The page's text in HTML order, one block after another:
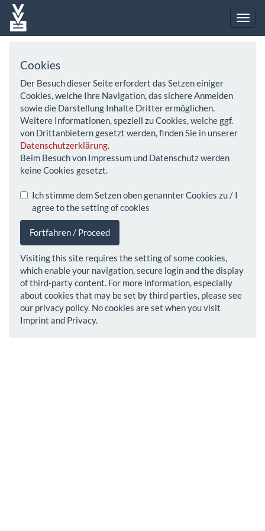
Cookies
Der Besuch dieser Seite erfordert das Setzen einiger
Cookies, welche Ihre Navigation, das sichere Anmelden
sowie die Darstellung Inhalte Dritter ermöglichen.
Weitere Informationen, speziell zu Cookies, welche ggf.
von Drittanbietern gesetzt werden, finden Sie in unserer
Datenschutzerklärung.
Beim Besuch von Impressum und Datenschutz werden
keine Cookies gesetzt.
Ich stimme dem Setzen oben genannter Cookies zu / I
agree to the setting of cookies
Fortfahren / Proceed
Visiting this site requires the setting of some cookies,
which enable your navigation, secure login and the display
of third-party content. For more information, especially
about cookies that may be set by third parties, please see
our privacy policy. No cookies are set when you visit
Imprint and Privacy.